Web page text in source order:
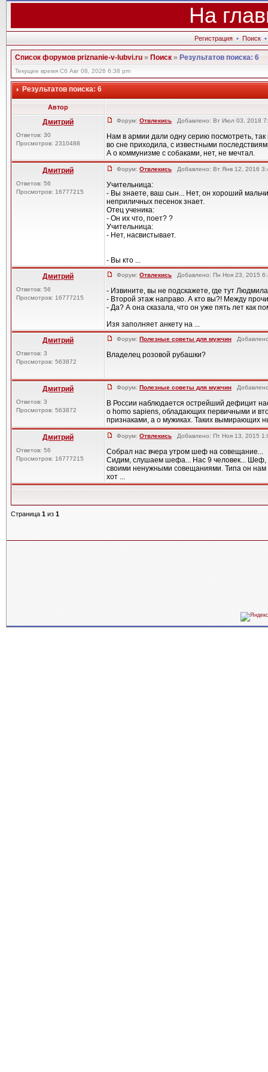
На
Регистрация • Поиск •
Список форумов priznanie-v-lubvi.ru»Поиск»Результатов поиска: 6
Текущее время Сб Авг 08, 2026 6:38 pm
Результатов поиска: 6
Автор
Дмитрий
Ответов: 30
Просмотров: 2310488
Форум: Отвлекись Добавлено: Вт Июл 03, 2018
Нам в армии дали одну серию посмотреть,
во сне приходила, с известными
А о коммунизме с собаками, нет, не мечтал.
Дмитрий
Ответов: 56
Просмотров: 16777215
Форум: Отвлекись Добавлено: Вт Янв 12, 2016
Учительница:
- Вы знаете, ваш сын... Нет, он хороший
неприличных песенок знает.
Отец ученика:
- Он их что, поет? ?
Учительница:
- Нет, насвистывает.
- Вы кто ...
Дмитрий
Ответов: 56
Просмотров: 16777215
Форум: Отвлекись Добавлено: Пн Ноя 23, 2015
- Извините, вы не подскажете, где тут
- Второй этаж направо. А кто вы?! Между
- Да? А она сказала, что он уже пять лет как
Изя заполняет анкету на ...
Дмитрий
Ответов: 3
Просмотров: 563872
Форум: Полезные советы для мужчин
Владелец розовой рубашки?
Дмитрий
Ответов: 3
Просмотров: 563872
Форум: Полезные советы для мужчин
В России наблюдается острейший дефицит
о homo sapiens, обладающих первичными и
признаками, а о мужиках. Таких вымирающих
Дмитрий
Ответов: 56
Просмотров: 16777215
Форум: Отвлекись Добавлено: Пт Ноя 13, 2015
Собрал нас вчера утром шеф на совещание...
Сидим, слушаем шефа... Нас 9 человек... Шеф,
своими ненужными совещаниями. Типа он нам
хот ...
Страница 1 из 1